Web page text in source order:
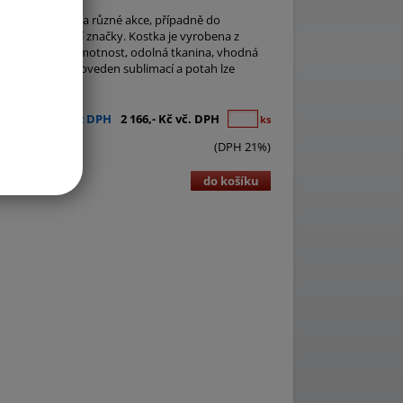
stanům, na různé akce, případně do
propagací značky. Kostka je vyrobena z
nízká hmotnost, odolná tkanina, vhodná
Tisk je proveden sublimací a potah lze
1 790,- Kč bez DPH 2 166,- Kč vč. DPH ks
(DPH 21%)
do košíku